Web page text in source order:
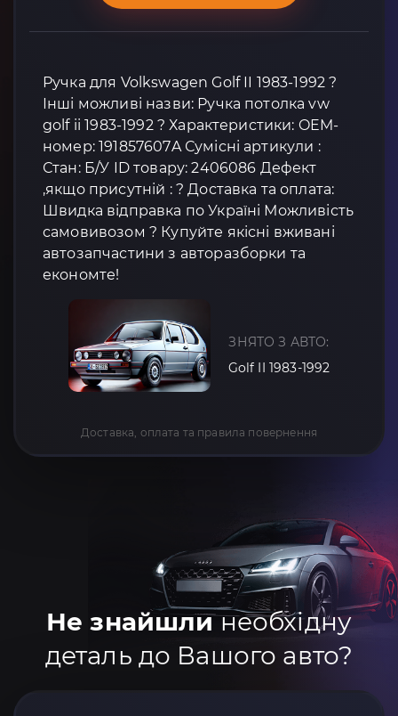
Ручка для Volkswagen Golf II 1983-1992 ?
Інші можливі назви: Ручка потолка vw
golf ii 1983-1992 ? Характеристики: OEM-
номер: 191857607A Сумісні артикули :
Стан: Б/У ID товару: 2406086 Дефект
,якщо присутній : ? Доставка та оплата:
Швидка відправка по Україні Можливість
самовивозом ? Купуйте якісні вживані
автозапчастини з авторазборки та
економте!
ЗНЯТО З АВТО:
Golf II 1983-1992
Доставка, оплата та правила повернення
Не знайшлинеобхідну
деталь до Вашого авто?